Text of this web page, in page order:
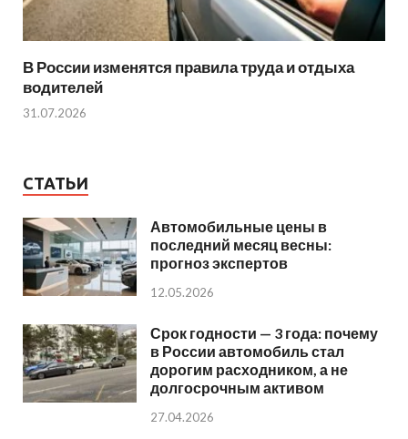
В России изменятся правила труда и отдыха
водителей
31.07.2026
СТАТЬИ
Автомобильные цены в
последний месяц весны:
прогноз экспертов
12.05.2026
Срок годности — 3 года: почему
в России автомобиль стал
дорогим расходником, а не
долгосрочным активом
27.04.2026